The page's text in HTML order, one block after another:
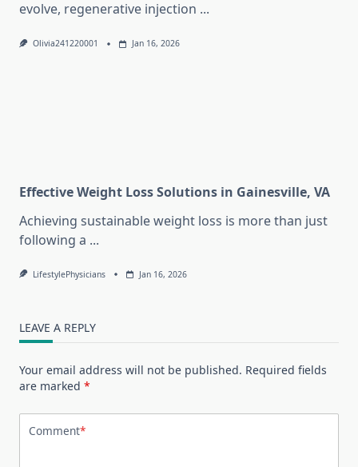
evolve, regenerative injection ...
Olivia241220001 Jan 16, 2026
Effective Weight Loss Solutions in Gainesville, VA
Achieving sustainable weight loss is more than just
following a ...
LifestylePhysicians Jan 16, 2026
LEAVE A REPLY
Your email address will not be published. Required fields
are marked *
Comment*